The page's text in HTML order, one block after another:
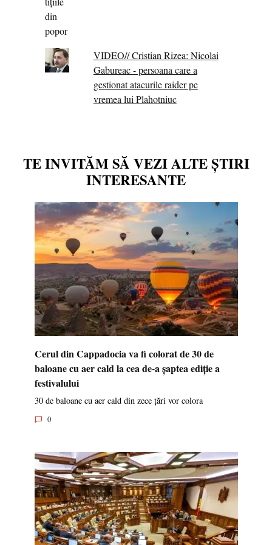
VIDEO// Cristian Rizea: Nicolai
Gabureac - persoana care a
gestionat atacurile raider pe
vremea lui Plahotniuc
TE INVITĂM SĂ VEZI ALTE ȘTIRI
INTERESANTE
Cerul din Cappadocia va fi colorat de 30 de
baloane cu aer cald la cea de-a șaptea ediție a
festivalului
30 de baloane cu aer cald din zece țări vor colora
0